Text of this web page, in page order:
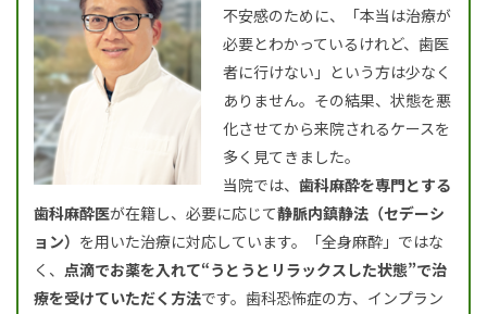
不安感のために、「本当は治療が
必要とわかっているけれど、歯医
者に行けない」という方は少なく
ありません。その結果、状態を悪
化させてから来院されるケースを
多く見てきました。
当院では、歯科麻酔を専門とする
歯科麻酔医が在籍し、必要に応じて静脈内鎮静法（セデーシ
ョン） を用いた治療に対応しています。「全身麻酔」ではな
く、 点滴でお薬を入れて“うとうとリラックスした状態”で治
療を受けていただく方法です。歯科恐怖症の方、インプラン